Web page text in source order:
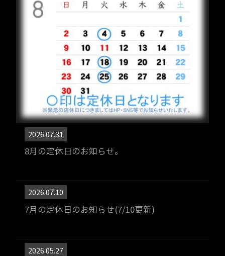
2026.07.31
8月の定休日のお知らせ。
2026.07.10
7月の定休日のお知らせ(7/10更新)
2026.05.27